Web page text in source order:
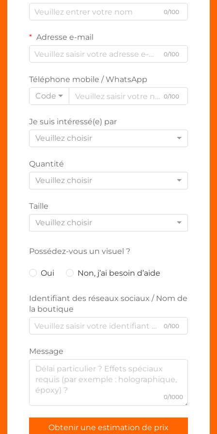
0/100
Adresse e-mail
0/100
Téléphone mobile / WhatsApp
Code
0/100
Je suis intéressé(e) par
Veuillez choisir
Quantité
Veuillez choisir
Taille
Veuillez choisir
Possédez-vous un visuel ?
Oui Non, j’ai besoin d’aide
Identifiant des réseaux sociaux / Nom de
la boutique
0/100
Message
0/1000
Obtenir une estimation de prix